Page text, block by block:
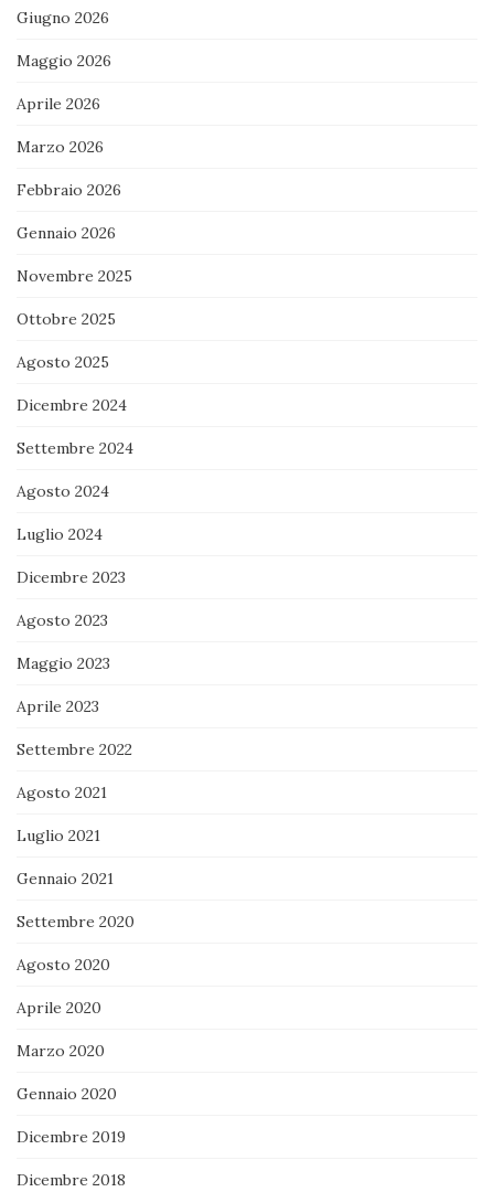
Giugno 2026
Maggio 2026
Aprile 2026
Marzo 2026
Febbraio 2026
Gennaio 2026
Novembre 2025
Ottobre 2025
Agosto 2025
Dicembre 2024
Settembre 2024
Agosto 2024
Luglio 2024
Dicembre 2023
Agosto 2023
Maggio 2023
Aprile 2023
Settembre 2022
Agosto 2021
Luglio 2021
Gennaio 2021
Settembre 2020
Agosto 2020
Aprile 2020
Marzo 2020
Gennaio 2020
Dicembre 2019
Dicembre 2018